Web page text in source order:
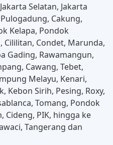
Selatan, Jakarta
Cakung,
Kelapa, Pondok
Cililitan, Condet, Marunda,
Gading, Rawamangun,
Cawang, Tebet,
Melayu, Kenari,
Kebon Sirih, Pesing, Roxy,
Tomang, Pondok
Cideng, PIK, hingga ke
Tangerang dan